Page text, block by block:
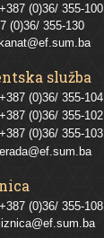
(0)36/ 355-100
(0)36/ 355-130
služba
+387 (0)36/ 355-104
+387 (0)36/ 355-102
+387 (0)36/ 355-103
(0)36/ 355-108